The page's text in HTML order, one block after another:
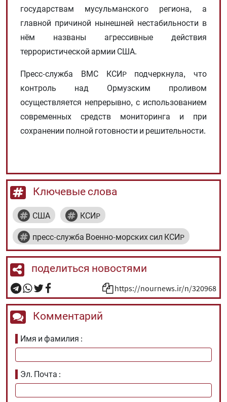
государствам мусульманского региона, а
главной причиной нынешней нестабильности в
нём названы агрессивные действия
террористической армии США.
Пресс-служба ВМС КСИP подчеркнула, что
контроль над Ормузским проливом
осуществляется непрерывно, с использованием
современных средств мониторинга и при
сохранении полной готовности и решительности.
Ключевые слова
США КСИP
пресс-служба Военно-морских сил КСИP
поделиться новостями
https://nournews.ir/n/320968
Комментарий
Имя и фамилия
Эл. Почта